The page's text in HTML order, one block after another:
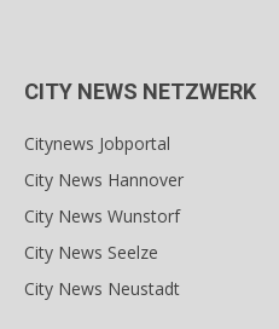
CITY NEWS NETZWERK
Citynews Jobportal
City News Hannover
City News Wunstorf
City News Seelze
City News Neustadt